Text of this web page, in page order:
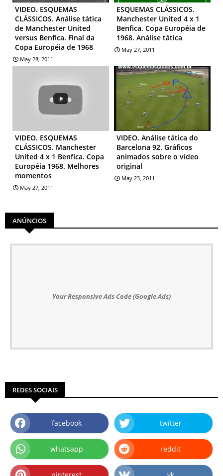
VIDEO. ESQUEMAS
CLÁSSICOS. Análise tática
de Manchester United
versus Benfica. Final da
Copa Européia de 1968
May 28, 2011
ESQUEMAS CLÁSSICOS.
Manchester United 4 x 1
Benfica. Copa Européia de
1968. Análise tática
May 27, 2011
VIDEO. ESQUEMAS
CLÁSSICOS. Manchester
United 4 x 1 Benfica. Copa
Européia 1968. Melhores
momentos
May 27, 2011
VIDEO. Análise tática do
Barcelona 92. Gráficos
animados sobre o vídeo
original
May 23, 2011
ANÚNCIOS
Your Responsive Ads Code (Google Ads)
REDES SOCIAIS
facebook twitter
whatsapp reddit